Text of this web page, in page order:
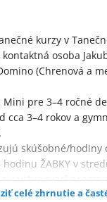
kurzy v
osoba
(Chrenová a
pre 3–4 ročné
3–4 rokov a
skúšobné/hodiny
ŽABKY v
celé zhrnutie a